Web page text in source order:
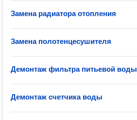
Замена радиатора отопления
Замена полотенцесушителя
Демонтаж фильтра питьевой воды
Демонтаж счетчика воды